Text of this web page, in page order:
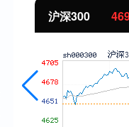
沪深300